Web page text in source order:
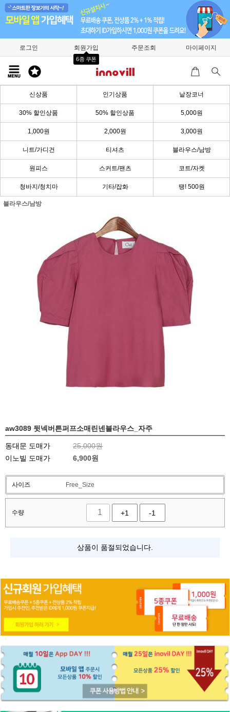
로그인 회원가입
6종 쿠폰
주문조회 마이페이지
신상품 인기상품 낱장코너
30% 할인상품 50% 할인상품 5,000원
1,000원 2,000원 3,000원
니트/가디건 티셔츠 블라우스/남방
원피스 스커트/팬츠 코트/자켓
청바지/청치마 기타/잡화 땡! 500원
블라우스/남방
aw3089 뒷넥버튼퍼프소매린넨블라우스_자주
동대문 도매가
25,000원
이노빌 도매가
6,900원
사이즈 Free_Size
수량 +1 -1
상품이 품절되었습니다.